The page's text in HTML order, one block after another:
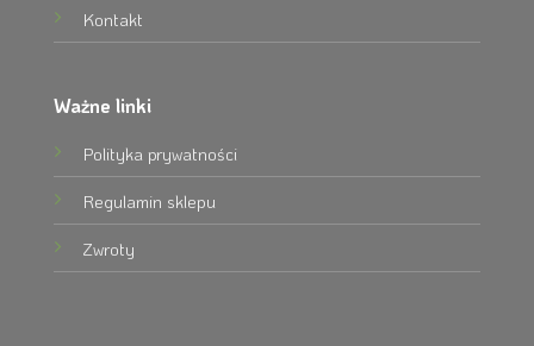
Kontakt
Ważne linki
Polityka prywatności
Regulamin sklepu
Zwroty